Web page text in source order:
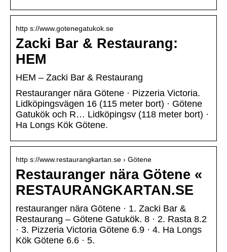
http s://www.gotenegatukok.se
Zacki Bar & Restaurang:
HEM
HEM – Zacki Bar & Restaurang
Restauranger nära Götene · Pizzeria Victoria.
Lidköpingsvägen 16 (115 meter bort) · Götene
Gatukök och R… Lidköpingsv (118 meter bort) ·
Ha Longs Kök Götene.
http s://www.restaurangkartan.se › Götene
Restauranger nära Götene «
RESTAURANGKARTAN.SE
restauranger nära Götene · 1. Zacki Bar &
Restaurang – Götene Gatukök. 8 · 2. Rasta 8.2
· 3. Pizzeria Victoria Götene 6.9 · 4. Ha Longs
Kök Götene 6.6 · 5.